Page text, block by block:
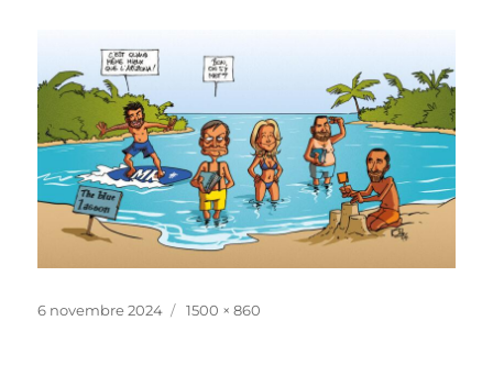
Publié
6 novembre 2024
Taille
1500 × 860